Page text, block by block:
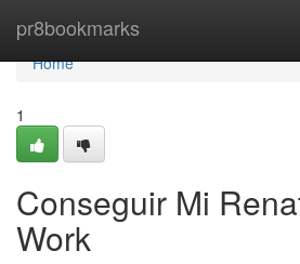
pr8bookmarks
Home
Home
1
Conseguir Mi
Work